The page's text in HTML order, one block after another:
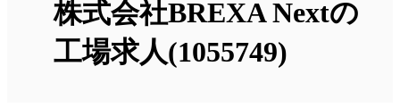
株式会社BREXA Nextの
工場求人(1055749)